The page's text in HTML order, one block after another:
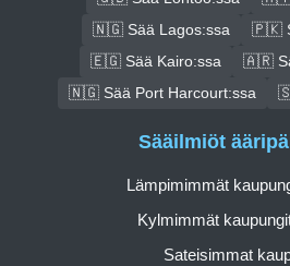
🇳🇬 Sää Lagos:ssa
🇵🇰
🇪🇬 Sää Kairo:ssa
🇦🇷
🇳🇬 Sää Port Harcourt:ssa
Sääilmiöt
Lämpimimmät
Kylmimmät
Sateisimmat